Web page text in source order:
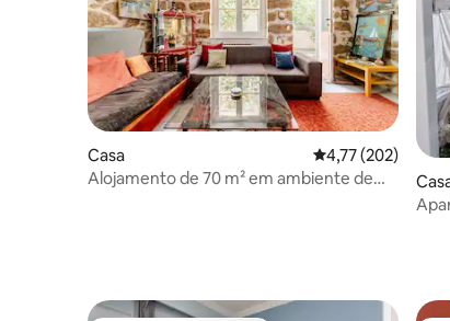
Casa Classificação
4,77 (202)
Alojamento de 70 m² em ambiente de